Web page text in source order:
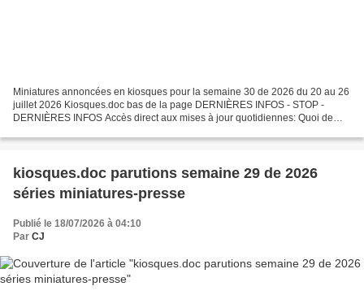
Miniatures annoncées en kiosques pour la semaine 30 de 2026 du 20 au 26
juillet 2026 Kiosques.doc bas de la page DERNIÈRES INFOS - STOP -
DERNIÈRES INFOS Accès direct aux mises à jour quotidiennes: Quoi de
kiosques.doc parutions semaine 29 de 2026
séries miniatures-presse
Publié le 18/07/2026 à 04:10
Par CJ